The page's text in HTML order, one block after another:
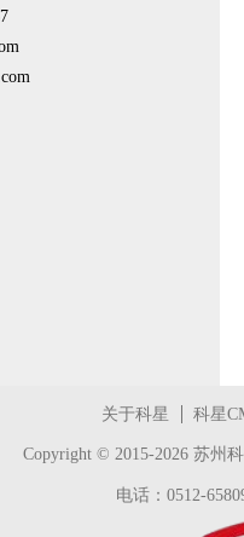
关于科星 科星
Copyright © 2015-2026 苏州
电话：0512-